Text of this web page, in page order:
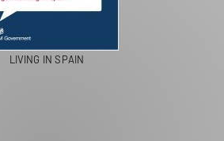
LIVING IN SPAIN